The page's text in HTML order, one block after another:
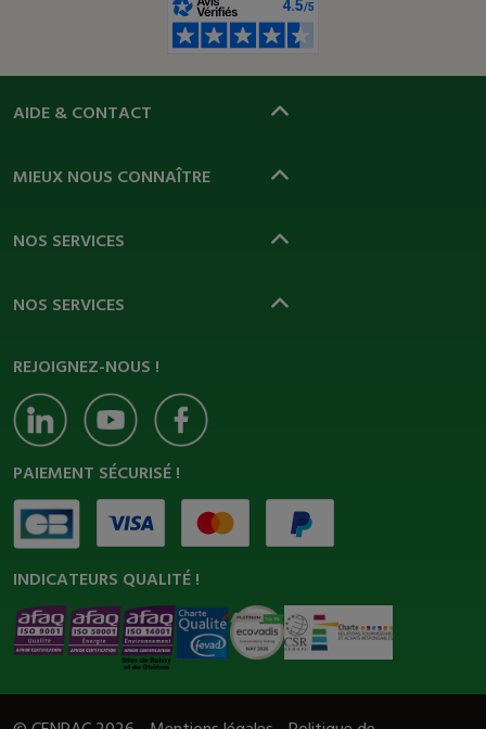
AIDE & CONTACT
MIEUX NOUS CONNAÎTRE
NOS SERVICES
NOS SERVICES
REJOIGNEZ-NOUS !
PAIEMENT SÉCURISÉ !
INDICATEURS QUALITÉ !